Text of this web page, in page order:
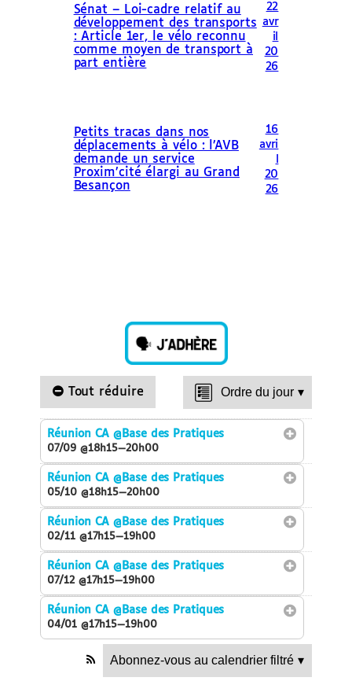
Sénat – Loi-cadre relatif au
développement des transports
: Article 1er, le vélo reconnu
comme moyen de transport à
part entière
22
avr
il
20
26
Petits tracas dans nos
déplacements à vélo : l’AVB
demande un service
Proxim’cité élargi au Grand
Besançon
16
avri
20
26
Tout réduire Ordre du jour ▾
Réunion CA@Base des Pratiques
07/09 @18h15—20h00
Réunion CA@Base des Pratiques
05/10 @18h15—20h00
Réunion CA@Base des Pratiques
02/11 @17h15—19h00
Réunion CA@Base des Pratiques
07/12 @17h15—19h00
Réunion CA@Base des Pratiques
04/01 @17h15—19h00
Abonnez-vous au calendrier filtré ▾